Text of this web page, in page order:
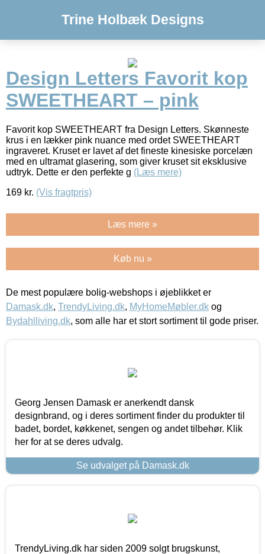
Trine Holbæk Designs
Design Letters Favorit kop
SWEETHEART – pink
Favorit kop SWEETHEART fra Design Letters. Skønneste
krus i en lækker pink nuance med ordet SWEETHEART
ingraveret. Kruset er lavet af det fineste kinesiske porcelæn
med en ultramat glasering, som giver kruset sit eksklusive
udtryk. Dette er den perfekte g (Læs mere)
169 kr. (Vis fragtpris)
Læs mere »
Køb nu »
De mest populære bolig-webshops i øjeblikket er
Damask.dk, TrendyLiving.dk, MyHomeMøbler.dk og
Bydahlliving.dk, som alle har et stort sortiment til gode priser.
Georg Jensen Damask er anerkendt dansk
designbrand, og i deres sortiment finder du produkter til
badet, bordet, køkkenet, sengen og andet tilbehør. Klik
her for at se deres udvalg.
Se udvalget på Damask.dk
TrendyLiving.dk har siden 2009 solgt brugskunst,